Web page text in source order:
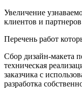
Увеличение
клиентов и
Перечень работ
Сбор дизайн-макета
техническая
заказчика с
разработка